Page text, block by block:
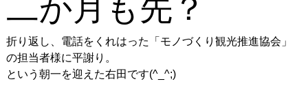
二か月も先？
折り返し、電話をくれはった「モノづくり観光推進協会」
の担当者様に平謝り。
という朝一を迎えた右田です(^_^;)